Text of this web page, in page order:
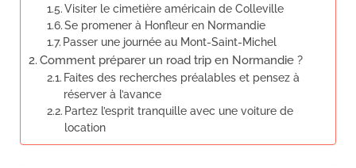
Visiter le cimetière américain de Colleville
Se promener à Honfleur en Normandie
Passer une journée au Mont-Saint-Michel
Comment préparer un road trip en Normandie ?
Faites des recherches préalables et pensez à
réserver à l’avance
Partez l’esprit tranquille avec une voiture de
location